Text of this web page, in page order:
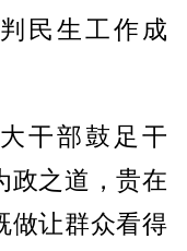
民生工作成
干部鼓足干
政之道，贵在
做让群众看得